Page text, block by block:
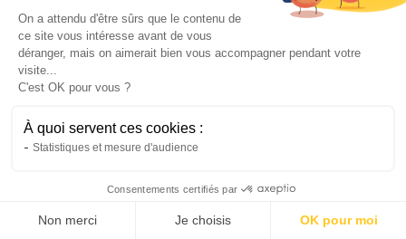
Une garantie qui prend en charge les dégâts
matériels ou corporels causés aux tiers en
cas d’accidents
maisons mobiles en stationnement ou en
votre mobilier en cas d’accident ou de
On a attendu d'être sûrs que le contenu de
ce site vous intéresse avant de vous
déranger, mais on aimerait bien vous accompagner pendant votre
visite...
C'est OK pour vous ?
À quoi servent ces cookies :
Statistiques et mesure d'audience
Consentements certifiés par
Non merci Je choisis OK pour moi